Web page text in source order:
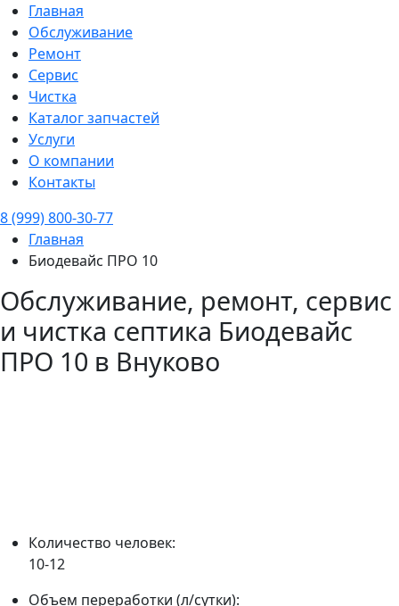
Главная
Обслуживание
Ремонт
Сервис
Чистка
Каталог запчастей
Услуги
О компании
Контакты
8 (999) 800-30-77
Главная
Биодевайс ПРО 10
Обслуживание, ремонт, сервис
и чистка септика Биодевайс
ПРО 10 в Внуково
Количество человек:
10-12
Объем переработки (л/сутки):